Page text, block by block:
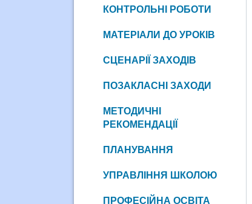
КОНТРОЛЬНІ РОБОТИ
МАТЕРІАЛИ ДО УРОКІВ
СЦЕНАРІЇ ЗАХОДІВ
ПОЗАКЛАСНІ ЗАХОДИ
МЕТОДИЧНІ
РЕКОМЕНДАЦІЇ
ПЛАНУВАННЯ
УПРАВЛІННЯ ШКОЛОЮ
ПРОФЕСІЙНА ОСВІТА